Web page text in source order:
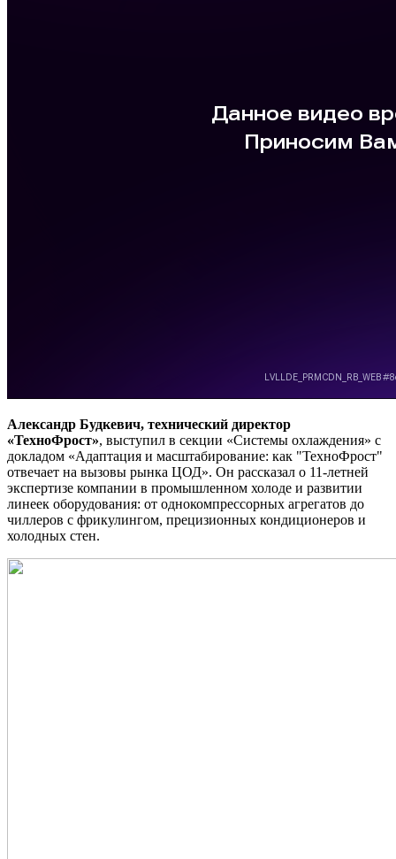
Александр Будкевич, технический директор
«ТехноФрост», выступил в секции «Системы охлаждения» с
докладом «Адаптация и масштабирование: как "ТехноФрост"
отвечает на вызовы рынка ЦОД». Он рассказал о 11-летней
экспертизе компании в промышленном холоде и развитии
линеек оборудования: от однокомпрессорных агрегатов до
чиллеров с фрикулингом, прецизионных кондиционеров и
холодных стен.